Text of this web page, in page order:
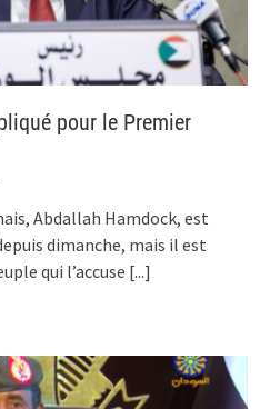
pour le Premier
Abdallah Hamdock, est
dimanche, mais il est
qui l’accuse [...]